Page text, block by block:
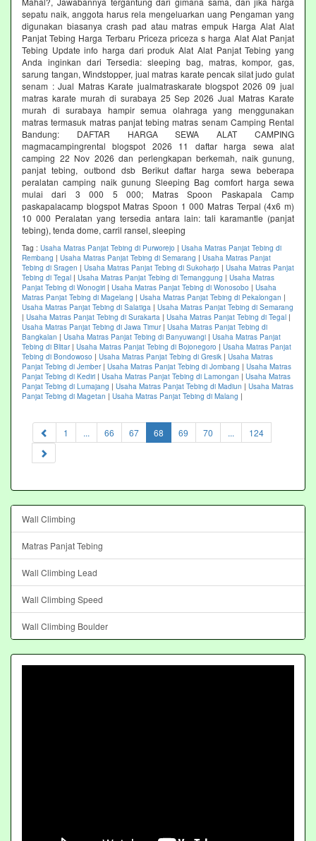
sepatu naik, anggota harus rela mengeluarkan uang Pengaman yang
digunakan biasanya crash pad atau matras empuk Harga Alat Alat
Panjat Tebing Harga Terbaru Priceza priceza s harga Alat Alat Panjat
Tebing Update info harga dari produk Alat Alat Panjat Tebing yang
Anda inginkan dari Tersedia: sleeping bag, matras, kompor, gas,
sarung tangan, Windstopper, jual matras karate pencak silat judo gulat
senam : Jual Matras Karate jualmatraskarate blogspot 2026 09 jual
matras karate murah di surabaya 25 Sep 2026 Jual Matras Karate
murah di surabaya hampir semua olahraga yang menggunakan
matras termasuk matras panjat tebing matras senam Camping Rental
Bandung: DAFTAR HARGA SEWA ALAT CAMPING
magmacampingrental blogspot 2026 11 daftar harga sewa alat
camping 22 Nov 2026 dan perlengkapan berkemah, naik gunung,
panjat tebing, outbond dsb Berikut daftar harga sewa beberapa
peralatan camping naik gunung Sleeping Bag comfort harga sewa
mulai dari 3 000 5 000; Matras Spoon Paskapala Camp
paskapalacamp blogspot Matras Spoon 1 000 Matras Terpal (4x6 m)
10 000 Peralatan yang tersedia antara lain: tali karamantle (panjat
tebing), tenda dome, carril ransel, sleeping
Tag : Usaha Matras Panjat Tebing di Purworejo | Usaha Matras Panjat Tebing di
Rembang | Usaha Matras Panjat Tebing di Semarang | Usaha Matras Panjat
Tebing di Sragen | Usaha Matras Panjat Tebing di Sukoharjo | Usaha Matras Panjat
Tebing di Tegal | Usaha Matras Panjat Tebing di Temanggung | Usaha Matras
Panjat Tebing di Wonogiri | Usaha Matras Panjat Tebing di Wonosobo | Usaha
Matras Panjat Tebing di Magelang | Usaha Matras Panjat Tebing di Pekalongan |
Usaha Matras Panjat Tebing di Salatiga | Usaha Matras Panjat Tebing di Semarang
| Usaha Matras Panjat Tebing di Surakarta | Usaha Matras Panjat Tebing di Tegal |
Usaha Matras Panjat Tebing di Jawa Timur| Usaha Matras Panjat Tebing di
Bangkalan | Usaha Matras Panjat Tebing di Banyuwangi | Usaha Matras Panjat
Tebing di Blitar| Usaha Matras Panjat Tebing di Bojonegoro | Usaha Matras Panjat
Tebing di Bondowoso | Usaha Matras Panjat Tebing di Gresik | Usaha Matras
Panjat Tebing di Jember| Usaha Matras Panjat Tebing di Jombang | Usaha Matras
Panjat Tebing di Kediri | Usaha Matras Panjat Tebing di Lamongan | Usaha Matras
Panjat Tebing di Lumajang | Usaha Matras Panjat Tebing di Madiun | Usaha Matras
Panjat Tebing di Magetan | Usaha Matras Panjat Tebing di Malang |
1 ... 66 67 68 (current)
69 70 ... 124
Wall Climbing
Matras Panjat Tebing
Wall Climbing Lead
Wall Climbing Speed
Wall Climbing Boulder